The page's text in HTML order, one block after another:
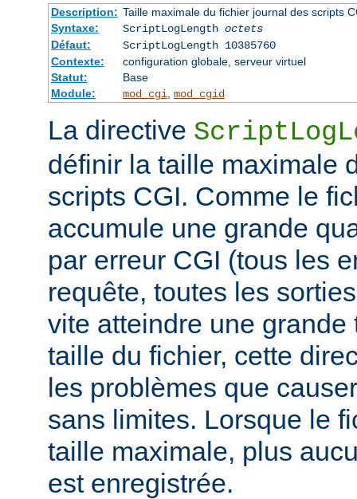
Description: Taille maximale du fichier journal des scripts
Syntaxe:
ScriptLogLength octets
Défaut:
ScriptLogLength 10385760
Contexte:
configuration globale, serveur virtuel
Statut:
Base
Module:
mod_cgi mod_cgid
La directive
définir la taille maximale
scripts CGI. Comme le
accumule une grande
par erreur CGI (tous les
requête, toutes les
vite atteindre une
taille du fichier, cette
les problèmes que
sans limites. Lorsque le
taille maximale, plus
est enregistrée.